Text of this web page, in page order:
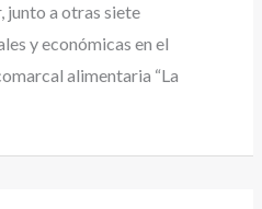
junto a otras siete
y económicas en el
alimentaria “La